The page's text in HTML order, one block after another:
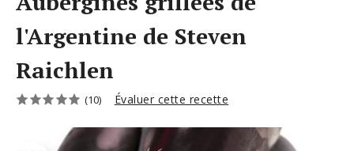
l'Argentine de Steven
Raichlen
(10) Évaluer cette recette